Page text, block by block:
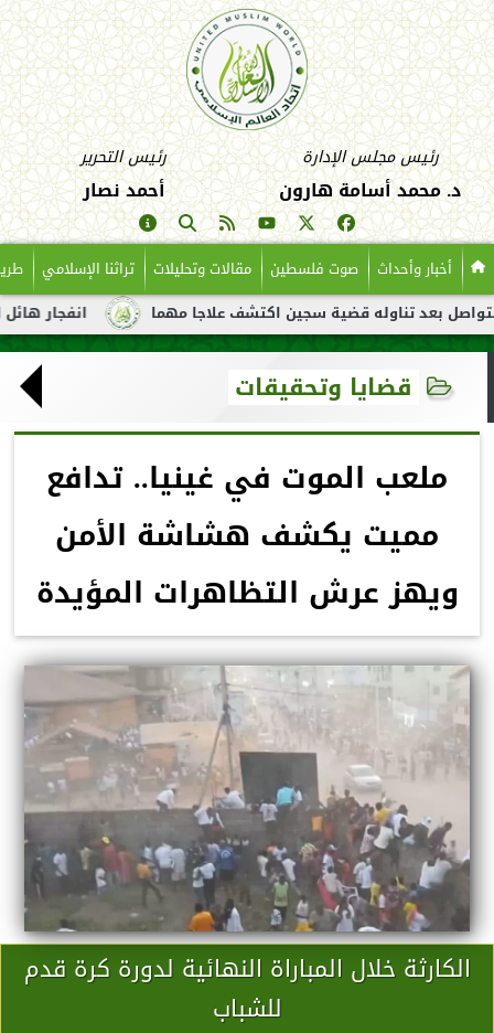
رئيس مجلس الإدارة
د. محمد أسامة هارون
رئيس التحرير
أحمد نصار
أخبار وأحداث صوت فلسطين مقالات وتحليلات تراثنا الإسلامي
انفجار هائل لناقلة نفط تناوله قضية سجين اكتشف علاجا مهما
قضايا وتحقيقات
ملعب الموت في غينيا.. تدافع
مميت يكشف هشاشة الأمن
ويهز عرش التظاهرات المؤيدة
الكارثة خلال المباراة النهائية لدورة كرة قدم
للشباب